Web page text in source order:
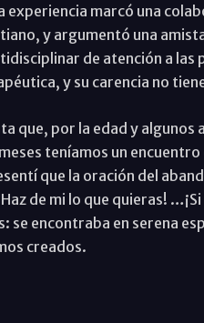
experiencia marcó una
y argumentó una
de atención a las
y su carencia no
que, por la edad y
teníamos un
que la oración del
de mi lo que quieras!
se encontraba en serena
creados.